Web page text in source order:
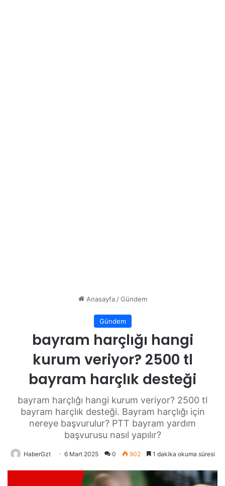
Anasayfa / Gündem
Gündem
bayram harçlığı hangi
kurum veriyor? 2500 tl
bayram harçlık desteği
bayram harçlığı hangi kurum veriyor? 2500 tl
bayram harçlık desteği. Bayram harçlığı için
nereye başvurulur? PTT bayram yardım
başvurusu nasıl yapılır?
HaberGzt 6 Mart 2025 0 902 1 dakika okuma süresi